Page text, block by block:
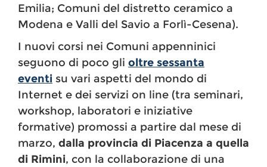
Emilia; Comuni del distretto ceramico a
Modena e Valli del Savio a Forlì-Cesena).
I nuovi corsi nei Comuni appenninici
seguono di poco gli oltre sessanta
eventi su vari aspetti del mondo di
Internet e dei servizi on line (tra seminari,
workshop, laboratori e iniziative
formative) promossi a partire dal mese di
marzo, dalla provincia di Piacenza a quella
di Rimini, con la collaborazione di una